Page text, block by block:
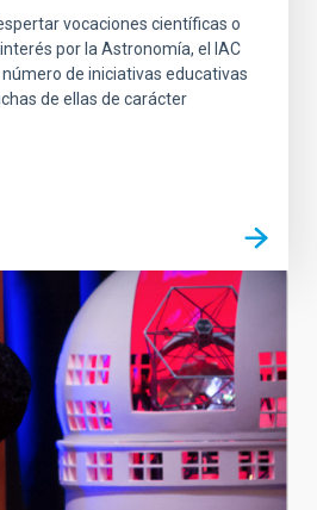
vocaciones científicas o
por la Astronomía, el IAC
número de iniciativas educativas
de ellas de carácter